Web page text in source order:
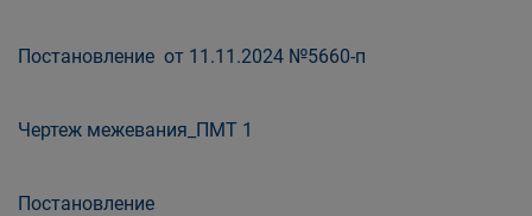
Постановление от 11.11.2024 №5660-п
Чертеж межевания_ПМТ 1
Постановление